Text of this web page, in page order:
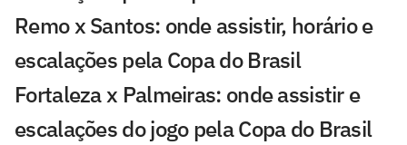
Remo x Santos: onde assistir, horário e
escalações pela Copa do Brasil
Fortaleza x Palmeiras: onde assistir e
escalações do jogo pela Copa do Brasil